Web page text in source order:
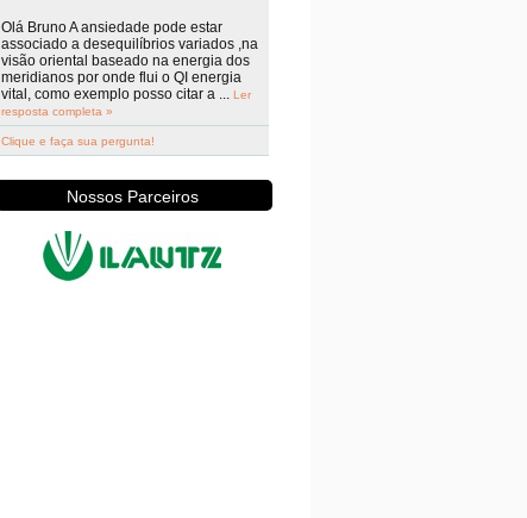
Olá Bruno A ansiedade pode estar
associado a desequilíbrios variados ,na
visão oriental baseado na energia dos
meridianos por onde flui o QI energia
vital, como exemplo posso citar a ... Ler
resposta completa »
Clique e faça sua pergunta!
Nossos Parceiros